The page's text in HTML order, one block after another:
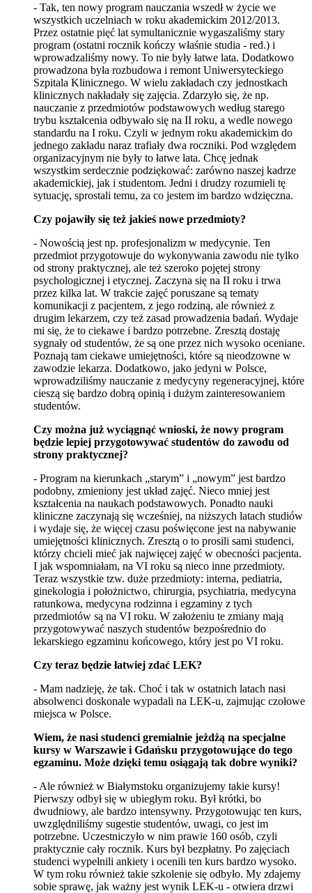
- Tak, ten nowy program nauczania wszedł w życie we
wszystkich uczelniach w roku akademickim 2012/2013.
Przez ostatnie pięć lat symultanicznie wygaszaliśmy stary
program (ostatni rocznik kończy właśnie studia - red.) i
wprowadzaliśmy nowy. To nie były łatwe lata. Dodatkowo
prowadzona była rozbudowa i remont Uniwersyteckiego
Szpitala Klinicznego. W wielu zakładach czy jednostkach
klinicznych nakładały się zajęcia. Zdarzyło się, że np.
nauczanie z przedmiotów podstawowych według starego
trybu kształcenia odbywało się na II roku, a wedle nowego
standardu na I roku. Czyli w jednym roku akademickim do
jednego zakładu naraz trafiały dwa roczniki. Pod względem
organizacyjnym nie były to łatwe lata. Chcę jednak
wszystkim serdecznie podziękować: zarówno naszej kadrze
akademickiej, jak i studentom. Jedni i drudzy rozumieli tę
sytuację, sprostali temu, za co jestem im bardzo wdzięczna.
Czy pojawiły się też jakieś nowe przedmioty?
- Nowością jest np. profesjonalizm w medycynie. Ten
przedmiot przygotowuje do wykonywania zawodu nie tylko
od strony praktycznej, ale też szeroko pojętej strony
psychologicznej i etycznej. Zaczyna się na II roku i trwa
przez kilka lat. W trakcie zajęć poruszane są tematy
komunikacji z pacjentem, z jego rodziną, ale również z
drugim lekarzem, czy też zasad prowadzenia badań. Wydaje
mi się, że to ciekawe i bardzo potrzebne. Zresztą dostaję
sygnały od studentów, że są one przez nich wysoko oceniane.
Poznają tam ciekawe umiejętności, które są nieodzowne w
zawodzie lekarza. Dodatkowo, jako jedyni w Polsce,
wprowadziliśmy nauczanie z medycyny regeneracyjnej, które
cieszą się bardzo dobrą opinią i dużym zainteresowaniem
studentów.
Czy można już wyciągnąć wnioski, że nowy program
będzie lepiej przygotowywać studentów do zawodu od
strony praktycznej?
- Program na kierunkach „starym” i „nowym” jest bardzo
podobny, zmieniony jest układ zajęć. Nieco mniej jest
kształcenia na naukach podstawowych. Ponadto nauki
kliniczne zaczynają się wcześniej, na niższych latach studiów
i wydaje się, że więcej czasu poświęcone jest na nabywanie
umiejętności klinicznych. Zresztą o to prosili sami studenci,
którzy chcieli mieć jak najwięcej zajęć w obecności pacjenta.
I jak wspomniałam, na VI roku są nieco inne przedmioty.
Teraz wszystkie tzw. duże przedmioty: interna, pediatria,
ginekologia i położnictwo, chirurgia, psychiatria, medycyna
ratunkowa, medycyna rodzinna i egzaminy z tych
przedmiotów są na VI roku. W założeniu te zmiany mają
przygotowywać naszych studentów bezpośrednio do
lekarskiego egzaminu końcowego, który jest po VI roku.
Czy teraz będzie łatwiej zdać LEK?
- Mam nadzieję, że tak. Choć i tak w ostatnich latach nasi
absolwenci doskonale wypadali na LEK-u, zajmując czołowe
miejsca w Polsce.
Wiem, że nasi studenci gremialnie jeżdżą na specjalne
kursy w Warszawie i Gdańsku przygotowujące do tego
egzaminu. Może dzięki temu osiągają tak dobre wyniki?
- Ale również w Białymstoku organizujemy takie kursy!
Pierwszy odbył się w ubiegłym roku. Był krótki, bo
dwudniowy, ale bardzo intensywny. Przygotowując ten kurs,
uwzględniliśmy sugestie studentów, uwagi, co jest im
potrzebne. Uczestniczyło w nim prawie 160 osób, czyli
praktycznie cały rocznik. Kurs był bezpłatny. Po zajęciach
studenci wypełnili ankiety i ocenili ten kurs bardzo wysoko.
W tym roku również takie szkolenie się odbyło. My zdajemy
sobie sprawę, jak ważny jest wynik LEK-u - otwiera drzwi